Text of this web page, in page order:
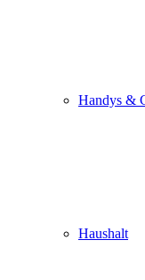
Handys &
Haushalt